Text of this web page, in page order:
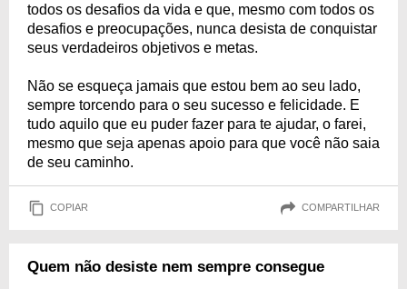
todos os desafios da vida e que, mesmo com todos os
desafios e preocupações, nunca desista de conquistar
seus verdadeiros objetivos e metas.
Não se esqueça jamais que estou bem ao seu lado,
sempre torcendo para o seu sucesso e felicidade. E
tudo aquilo que eu puder fazer para te ajudar, o farei,
mesmo que seja apenas apoio para que você não saia
de seu caminho.
COPIAR COMPARTILHAR
Quem não desiste nem sempre consegue